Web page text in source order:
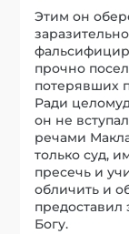
Этим он
прочно
потерявших
Ради
он не
речами
только суд,
пресечь и
обличить и
Богу.